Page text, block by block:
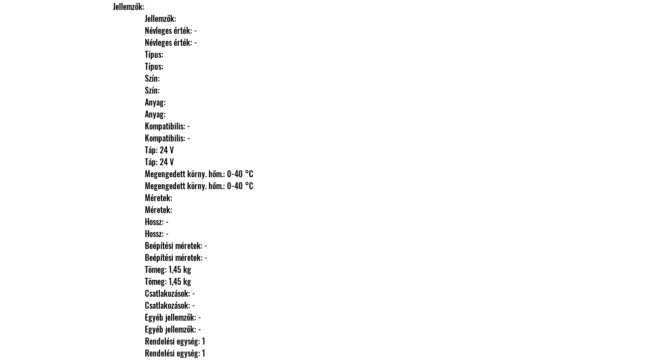
Jellemzők:
                Jellemzők:
                Névleges érték: -
                Névleges érték: -
                Típus:
                Típus:
                Szín:
                Szín:
                Anyag:
                Anyag:
                Kompatibilis: -
                Kompatibilis: -
                Táp: 24 V
                Táp: 24 V
                Megengedett körny. hőm.: 0-40 °C
                Megengedett körny. hőm.: 0-40 °C
                Méretek:
                Méretek:
                Hossz: -
                Hossz: -
                Beépítési méretek: -
                Beépítési méretek: -
                Tömeg: 1,45 kg
                Tömeg: 1,45 kg
                Csatlakozások: -
                Csatlakozások: -
                Egyéb jellemzők: -
                Egyéb jellemzők: -
                Rendelési egység: 1
                Rendelési egység: 1